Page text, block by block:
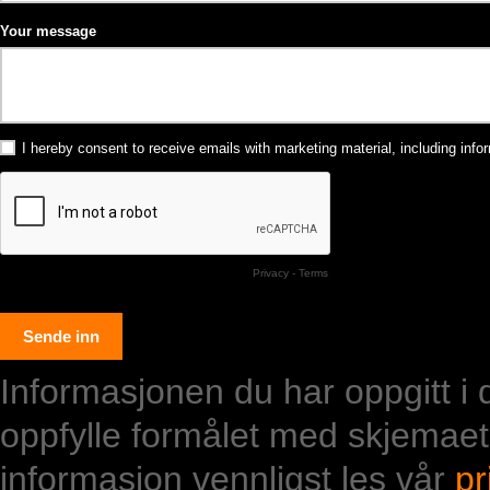
Your message
I hereby consent to receive emails with marketing material, including
Privacy - Terms
Informasjonen du har oppgitt i
oppfylle formålet med
informasjon vennligst les vår